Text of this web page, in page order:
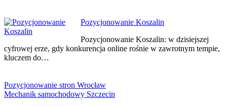
Pozycjonowanie Koszalin
Pozycjonowanie Koszalin: w dzisiejszej
cyfrowej erze, gdy konkurencja online rośnie w zawrotnym tempie,
kluczem do…
Pozycjonowanie stron Wrocław
Mechanik samochodowy Szczecin